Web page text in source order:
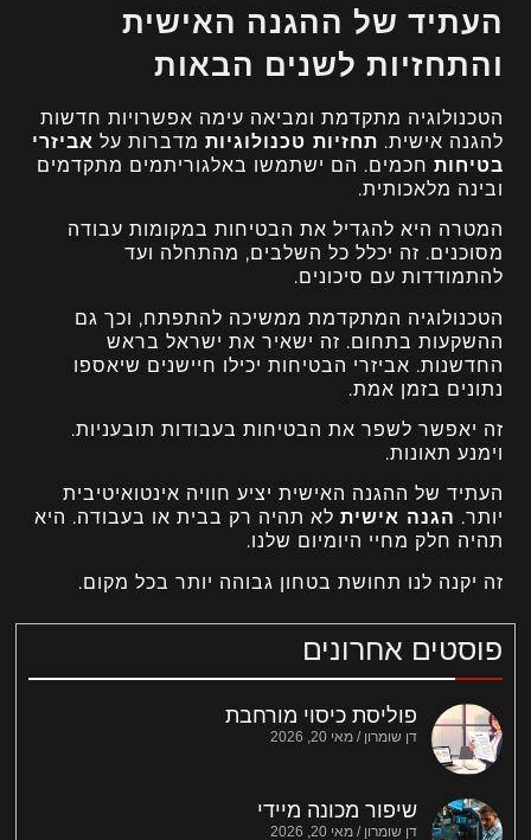
פוסטים אחרונים
פוליסת כיסוי מורחבת
דן שומרון מאי 20, 2026
שיפור מכונה מיידי
דן שומרון מאי 20, 2026
העתיד של ההגנה האישית
והתחזיות לשנים הבאות
הטכנולוגיה מתקדמת ומביאה עימה אפשרויות חדשות
להגנה אישית. תחזיות טכנולוגיות מדברות על אביזרי
בטיחות חכמים. הם ישתמשו באלגוריתמים מתקדמים
ובינה מלאכותית.
המטרה היא להגדיל את הבטיחות במקומות עבודה
מסוכנים. זה יכלל כל השלבים, מהתחלה ועד
להתמודדות עם סיכונים.
הטכנולוגיה המתקדמת ממשיכה להתפתח, וכך גם
ההשקעות בתחום. זה ישאיר את ישראל בראש
החדשנות. אביזרי הבטיחות יכילו חיישנים שיאספו
נתונים בזמן אמת.
זה יאפשר לשפר את הבטיחות בעבודות תובעניות.
וימנע תאונות.
העתיד של ההגנה האישית יציע חוויה אינטואיטיבית
יותר. הגנה אישית לא תהיה רק בבית או בעבודה. היא
תהיה חלק מחיי היומיום שלנו.
זה יקנה לנו תחושת בטחון גבוהה יותר בכל מקום.